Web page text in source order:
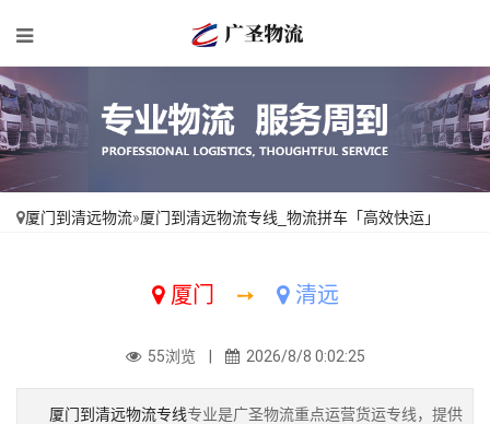
厦门到清远物流»厦门到清远物流专线_物流拼车「高效快运」
厦门 ➙ 清远
55浏览 | 2026/8/8 0:02:25
厦门到清远物流专线专业是广圣物流重点运营货运专线，提供